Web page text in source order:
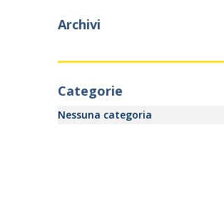
Archivi
Categorie
Nessuna categoria